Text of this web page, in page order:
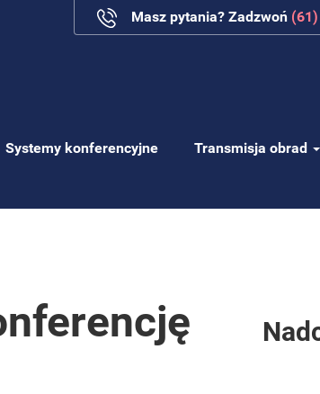
Masz pytania? Zadzwoń
Systemy konferencyjne Transmisja obrad